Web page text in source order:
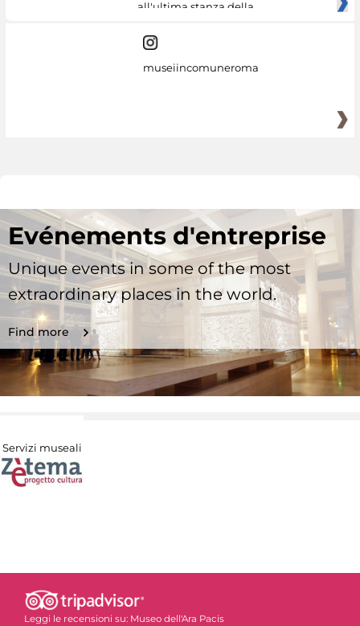
all'ultima stanza della
museiincomuneroma
Evénements d'entreprise
Unique events in some of the most
extraordinary places in the world.
Find more
Servizi museali
Leggi le recensioni su: Museo dell'Ara Pacis